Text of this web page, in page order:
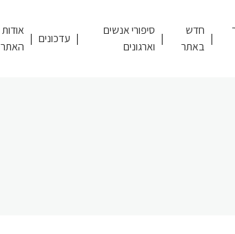
חדש
באתר
סיפורי אנשים
וארגונים
עדכונים
אודות
האתר